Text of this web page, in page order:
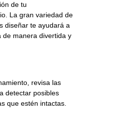
de tu
La gran variedad de
diseñar te ayudará a
de manera divertida y
revisa las
detectar posibles
que estén intactas.